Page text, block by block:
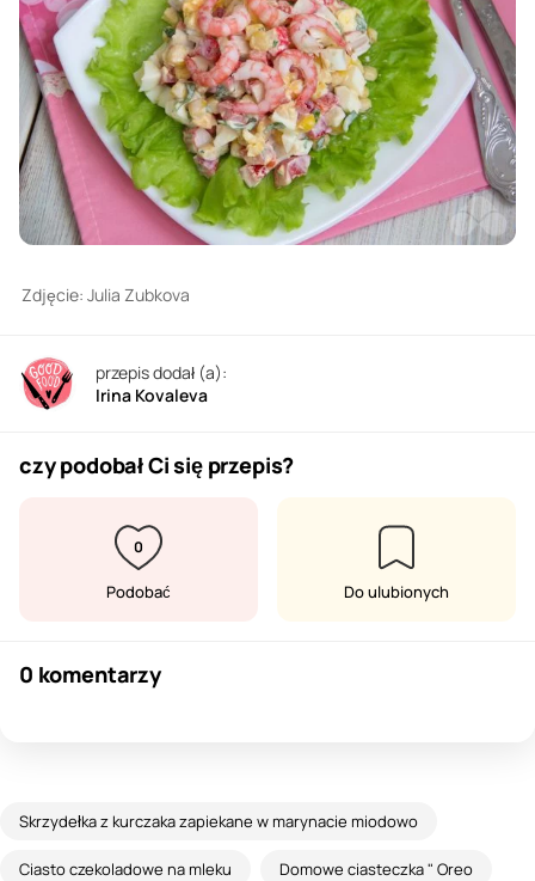
Zdjęcie: Julia Zubkova
przepis dodał (a):
Irina Kovaleva
czy podobał Ci się przepis?
0
Podobać Do ulubionych
0 komentarzy
Skrzydełka z kurczaka zapiekane w marynacie miodowo
Ciasto czekoladowe na mleku Domowe ciasteczka " Oreo